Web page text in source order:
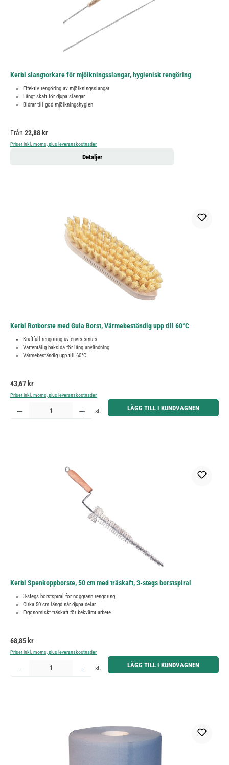
Kerbl slangtorkare för mjölkningsslangar, hygienisk rengöring
Effektiv rengöring av mjölkningsslangar
Långt skaft för djupa slangar
Bidrar till god mjölkningshygien
Ordinarie pris:
Från 22,88 kr
Priser inkl. moms, plus leveranskostnader
Detaljer
Kerbl Rotborste med Gula Borst, Värmebeständig upp till 60°C
Kraftfull rengöring av envis smuts
Vattentålig baksida för lång användning
Värmebeständig upp till 60°C
Ordinarie pris:
43,67 kr
Priser inkl. moms, plus leveranskostnader
Produktkvantitet: Ange önskat belopp eller använd knapparna för att öka eller minska kvantiteten.
st. LÄGG TILL I KUNDVAGNEN
Kerbl Spenkoppborste, 50 cm med träskaft, 3-stegs borstspiral
3-stegs borstspiral för noggrann rengöring
Cirka 50 cm längd når djupa delar
Ergonomiskt träskaft för bekvämt arbete
Ordinarie pris:
68,85 kr
Priser inkl. moms, plus leveranskostnader
Produktkvantitet: Ange önskat belopp eller använd knapparna för att öka eller minska kvantiteten.
st. LÄGG TILL I KUNDVAGNEN